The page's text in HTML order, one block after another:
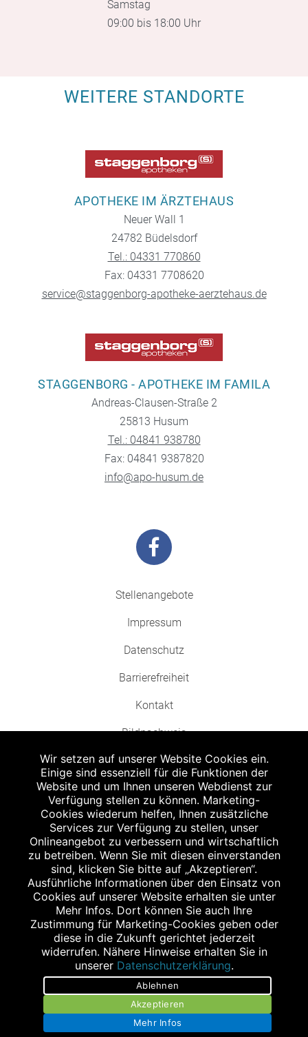
Samstag
09:00 bis 18:00 Uhr
WEITERE STANDORTE
APOTHEKE IM ÄRZTEHAUS
Neuer Wall 1
24782 Büdelsdorf
Tel.: 04331 770860
Fax: 04331 7708620
service@staggenborg-apotheke-aerztehaus.de
STAGGENBORG - APOTHEKE IM FAMILA
Andreas-Clausen-Straße 2
25813 Husum
Tel.: 04841 938780
Fax: 04841 9387820
info@apo-husum.de
Stellenangebote
Impressum
Datenschutz
Barrierefreiheit
Kontakt
Bildnachweis
Abgabe in haushaltsüblichen Mengen, solange der Vorrat reicht. Für Druck-
und Satzfehler keine Haftung.
Zu Risiken und Nebenwirkungen lesen Sie die Packungsbeilage und fragen
Sie Ihren Arzt oder Apotheker.
Angabe nach der deutschen Arzneimitteltaxe Apothekenerstattungspreis
(AEP). Der AEP ist keine unverbindliche Preisempfehlung der Hersteller. Der
AEP ist ein von den Apotheken in Ansatz gebrachter Preis für rezeptfreie
Arzneimittel. Er entspricht in der Höhe dem für Apotheken verbindlichen
Abgabepreis, zu dem eine Apotheke in bestimmten Fällen (z.B. bei Kindern
unter 12 Jahren) das Produkt mit der gesetzlichen Krankenversicherung
abrechnet. Der AEP ist der allgemeine Erstattungspreis im Falle einer
Kostenübernahme durch die gesetzlichen Krankenkassen, vor Abzug eines
Zwangsrabattes (zur Zeit 5%) nach §130 Abs. 1 SGB V.
Unverbindliche Preisempfehlung des Herstellers (UVP).
powered by apovena.de
Wir setzen auf unserer Website Cookies ein.
Einige sind essenziell für die Funktionen der
Website und um Ihnen unseren Webdienst zur
Verfügung stellen zu können. Marketing-
Cookies wiederum helfen, Ihnen zusätzliche
Services zur Verfügung zu stellen, unser
Onlineangebot zu verbessern und wirtschaftlich
zu betreiben. Wenn Sie mit diesen einverstanden
sind, klicken Sie bitte auf „Akzeptieren“.
Ausführliche Informationen über den Einsatz von
Cookies auf unserer Website erhalten sie unter
Mehr Infos. Dort können Sie auch Ihre
Zustimmung für Marketing-Cookies geben oder
diese in die Zukunft gerichtet jederzeit
widerrufen. Nähere Hinweise erhalten Sie in
unserer Datenschutzerklärung.
Ablehnen
Akzeptieren
Mehr Infos